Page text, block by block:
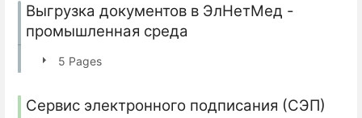
Выгрузка документов в ЭлНетМед -
промышленная среда
5 Pages
Сервис электронного подписания (СЭП)